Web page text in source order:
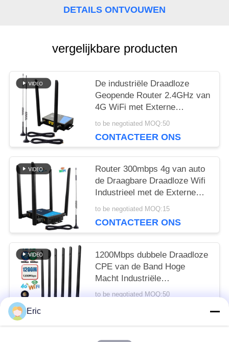
DETAILS ONTVOUWEN
vergelijkbare producten
De industriële Draadloze
Geopende Router 2.4GHz van
4G WiFi met Externe
Antennes
to be negotiated MOQ:50
CONTACTEER ONS
Router 300mbps 4g van auto
de Draagbare Draadloze Wifi
Industrieel met de Externe
Antenne van SMA
to be negotiated MOQ:15
CONTACTEER ONS
1200Mbps dubbele Draadloze
CPE van de Band Hoge
Macht Industriële
Ondernemingsklasse Simcard
to be negotiated MOQ:50
Eric